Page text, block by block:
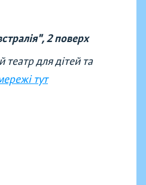
2 поверх
для дітей та
тут